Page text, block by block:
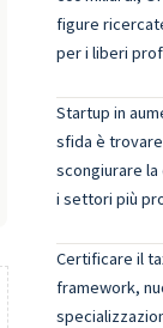
figure
per i liberi
Startup in
sfida è
scongiurare
i settori più
Certificare il
framework,